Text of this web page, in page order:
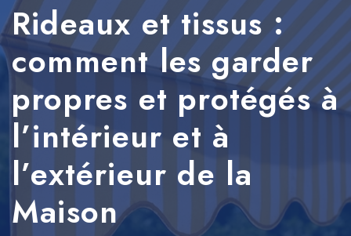
Rideaux et tissus :
comment les garder
propres et protégés à
l’intérieur et à
l’extérieur de la
Maison